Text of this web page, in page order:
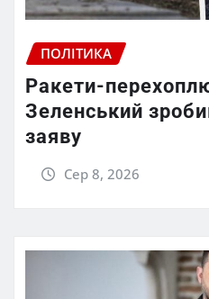
ПОЛІТИКА
Ракети-
Зеленський
заяву
Сер 8, 2026